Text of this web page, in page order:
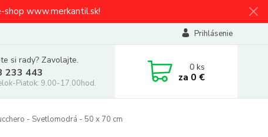
shop www.merkantil.sk!
Prihlásenie
si rady? Zavolajte.
233 443
Piatok: 9.00-17.00hod.
0ks
za 0 €
- Svetlomodrá - 50 x 70 cm